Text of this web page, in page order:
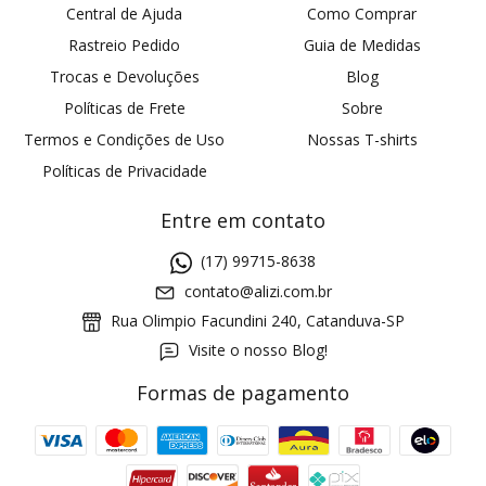
Central de Ajuda
Rastreio Pedido
Trocas e Devoluções
Políticas de Frete
Termos e Condições de Uso
Políticas de Privacidade
Como Comprar
Guia de Medidas
Blog
Sobre
Nossas T-shirts
Entre em contato
(17) 99715-8638
contato@alizi.com.br
Rua Olimpio Facundini 240, Catanduva-SP
Visite o nosso Blog!
Formas de pagamento
Cupom 1a compra: GANHE5